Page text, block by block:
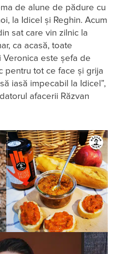
de alune de pădure cu
la Idicel și Reghin. Acum
sat care vin zilnic la
ca acasă, toate
Veronica este șefa de
pentru tot ce face și grija
iasă impecabil la Idicel”,
afacerii Răzvan